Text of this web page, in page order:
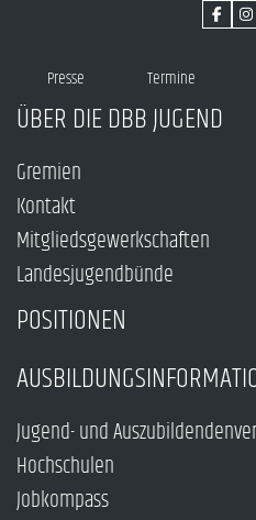
Presse Termine
ÜBER DIE DBB JUGEND
Gremien
Kontakt
Mitgliedsgewerkschaften
Landesjugendbünde
POSITIONEN
Jugend- und
Hochschulen
Jobkompass